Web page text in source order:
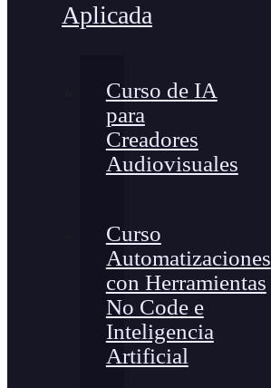
Aplicada
Curso de IA
para
Creadores
Audiovisuales
Curso
Automatizaciones
con Herramientas
No Code e
Inteligencia
Artificial